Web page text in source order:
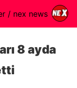
/ nex news
8 ayda